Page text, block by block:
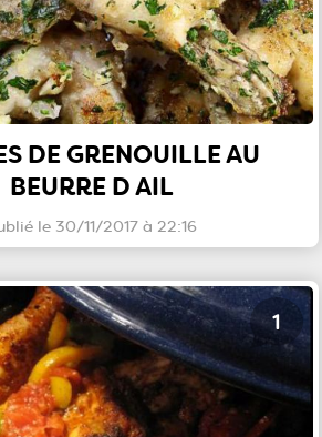
DE GRENOUILLE AU
BEURRE D AIL
le 30/11/2017 à 22:16
1